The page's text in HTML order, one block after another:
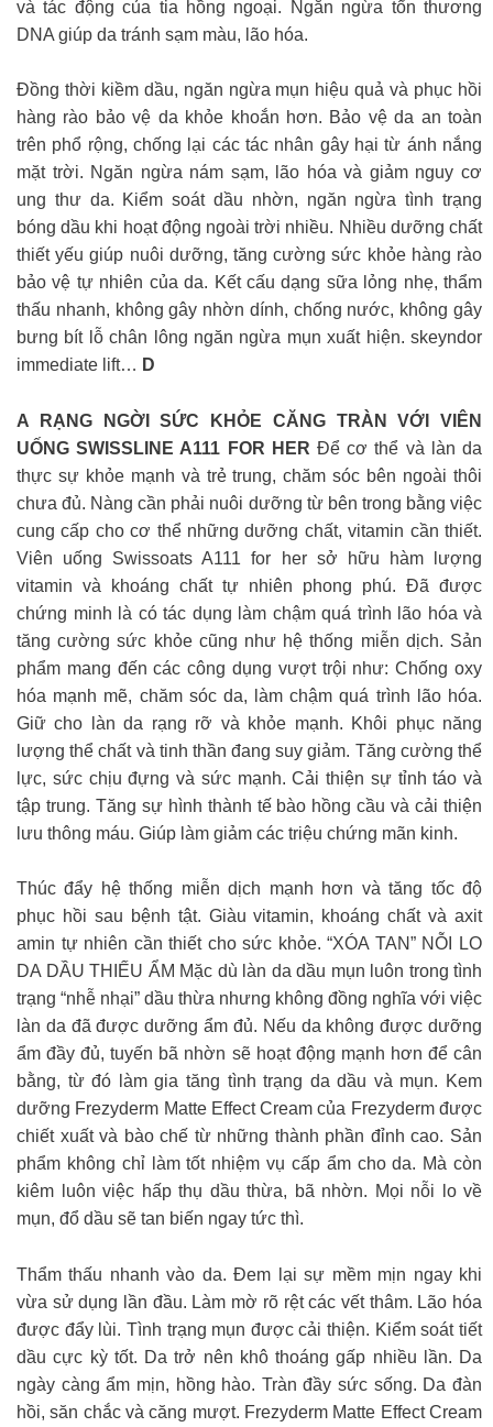
và tác động của tia hồng ngoại. Ngăn ngừa tổn thương
DNA giúp da tránh sạm màu, lão hóa.
Đồng thời kiềm dầu, ngăn ngừa mụn hiệu quả và phục hồi
hàng rào bảo vệ da khỏe khoắn hơn. Bảo vệ da an toàn
trên phổ rộng, chống lại các tác nhân gây hại từ ánh nắng
mặt trời. Ngăn ngừa nám sạm, lão hóa và giảm nguy cơ
ung thư da. Kiểm soát dầu nhờn, ngăn ngừa tình trạng
bóng dầu khi hoạt động ngoài trời nhiều. Nhiều dưỡng chất
thiết yếu giúp nuôi dưỡng, tăng cường sức khỏe hàng rào
bảo vệ tự nhiên của da. Kết cấu dạng sữa lỏng nhẹ, thẩm
thấu nhanh, không gây nhờn dính, chống nước, không gây
bưng bít lỗ chân lông ngăn ngừa mụn xuất hiện. skeyndor
immediate lift… D
A RẠNG NGỜI SỨC KHỎE CĂNG TRÀN VỚI VIÊN
UỐNG SWISSLINE A111 FOR HER Để cơ thể và làn da
thực sự khỏe mạnh và trẻ trung, chăm sóc bên ngoài thôi
chưa đủ. Nàng cần phải nuôi dưỡng từ bên trong bằng việc
cung cấp cho cơ thể những dưỡng chất, vitamin cần thiết.
Viên uống Swissoats A111 for her sở hữu hàm lượng
vitamin và khoáng chất tự nhiên phong phú. Đã được
chứng minh là có tác dụng làm chậm quá trình lão hóa và
tăng cường sức khỏe cũng như hệ thống miễn dịch. Sản
phẩm mang đến các công dụng vượt trội như: Chống oxy
hóa mạnh mẽ, chăm sóc da, làm chậm quá trình lão hóa.
Giữ cho làn da rạng rỡ và khỏe mạnh. Khôi phục năng
lượng thể chất và tinh thần đang suy giảm. Tăng cường thể
lực, sức chịu đựng và sức mạnh. Cải thiện sự tỉnh táo và
tập trung. Tăng sự hình thành tế bào hồng cầu và cải thiện
lưu thông máu. Giúp làm giảm các triệu chứng mãn kinh.
Thúc đẩy hệ thống miễn dịch mạnh hơn và tăng tốc độ
phục hồi sau bệnh tật. Giàu vitamin, khoáng chất và axit
amin tự nhiên cần thiết cho sức khỏe. “XÓA TAN” NỖI LO
DA DẦU THIẾU ẨM Mặc dù làn da dầu mụn luôn trong tình
trạng “nhễ nhại” dầu thừa nhưng không đồng nghĩa với việc
làn da đã được dưỡng ẩm đủ. Nếu da không được dưỡng
ẩm đầy đủ, tuyến bã nhờn sẽ hoạt động mạnh hơn để cân
bằng, từ đó làm gia tăng tình trạng da dầu và mụn. Kem
dưỡng Frezyderm Matte Effect Cream của Frezyderm được
chiết xuất và bào chế từ những thành phần đỉnh cao. Sản
phẩm không chỉ làm tốt nhiệm vụ cấp ẩm cho da. Mà còn
kiêm luôn việc hấp thụ dầu thừa, bã nhờn. Mọi nỗi lo về
mụn, đổ dầu sẽ tan biến ngay tức thì.
Thẩm thấu nhanh vào da. Đem lại sự mềm mịn ngay khi
vừa sử dụng lần đầu. Làm mờ rõ rệt các vết thâm. Lão hóa
được đẩy lùi. Tình trạng mụn được cải thiện. Kiểm soát tiết
dầu cực kỳ tốt. Da trở nên khô thoáng gấp nhiều lần. Da
ngày càng ẩm mịn, hồng hào. Tràn đầy sức sống. Da đàn
hồi, săn chắc và căng mượt. Frezyderm Matte Effect Cream